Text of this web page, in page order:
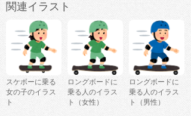
関連イラスト
スケボーに乗る
女の子のイラス
ト
ロングボードに
乗る人のイラス
ト（女性）
ロングボードに
乗る人のイラス
ト（男性）